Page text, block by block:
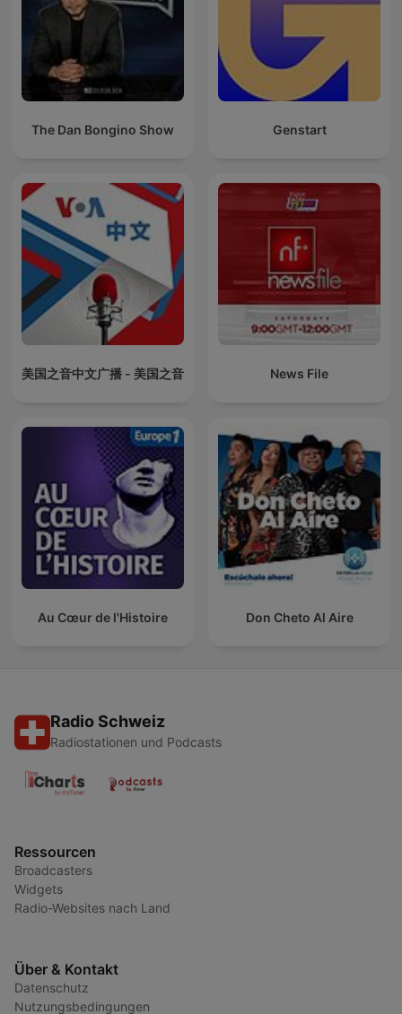
The Dan Bongino Show Genstart
美国之音中文广播 - 美国之音 News File
Au Cœur de l'Histoire Don Cheto Al Aire
Radio Schweiz
Radiostationen und Podcasts
Ressourcen
Broadcasters
Widgets
Radio-Websites nach Land
Über & Kontakt
Datenschutz
Nutzungsbedingungen